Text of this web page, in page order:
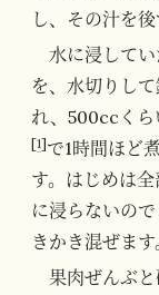
し、その汁を後
水に浸して
を、水切りして
れ、500ccくら
[1]で1時間ほど
す。はじめは
に浸らないの
きかき混ぜます
果肉ぜんぶ